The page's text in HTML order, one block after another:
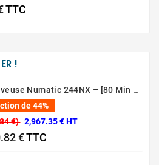
TTC
!
Autolaveuse Numatic 244NX – [80 Min – 44 Cm – 36V]
de 44%
€) 2,967.35 € HT
€TTC